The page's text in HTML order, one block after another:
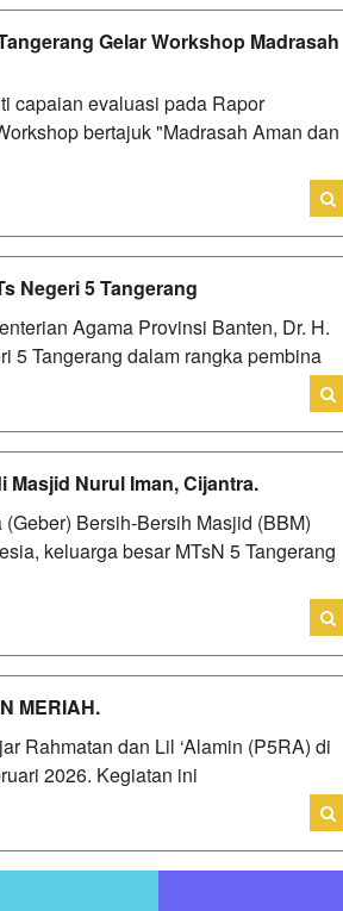
Gelar Workshop Madrasah
capaian evaluasi pada Rapor
bertajuk "Madrasah Aman dan
Negeri 5 Tangerang
Agama Provinsi Banten, Dr. H.
5 Tangerang dalam rangka pembina
Masjid Nurul Iman, Cijantra.
Bersih-Bersih Masjid (BBM)
keluarga besar MTsN 5 Tangerang
MERIAH.
Rahmatan dan Lil ‘Alamin (P5RA) di
2026. Kegiatan ini